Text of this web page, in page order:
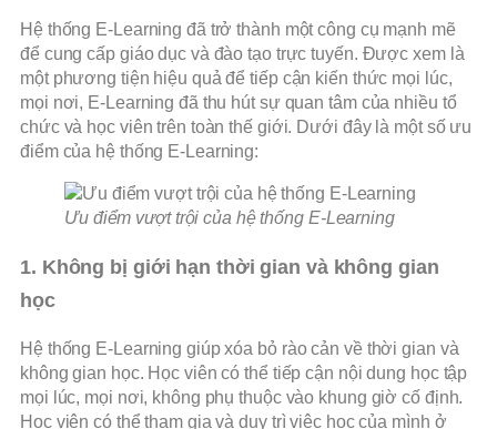
Hệ thống E-Learning đã trở thành một công cụ mạnh mẽ
để cung cấp giáo dục và đào tạo trực tuyến. Được xem là
một phương tiện hiệu quả để tiếp cận kiến thức mọi lúc,
mọi nơi, E-Learning đã thu hút sự quan tâm của nhiều tổ
chức và học viên trên toàn thế giới. Dưới đây là một số ưu
điểm của hệ thống E-Learning:
Ưu điểm vượt trội của hệ thống E-Learning
1. Không bị giới hạn thời gian và không gian
học
Hệ thống E-Learning giúp xóa bỏ rào cản về thời gian và
không gian học. Học viên có thể tiếp cận nội dung học tập
mọi lúc, mọi nơi, không phụ thuộc vào khung giờ cố định.
Học viên có thể tham gia và duy trì việc học của mình ở